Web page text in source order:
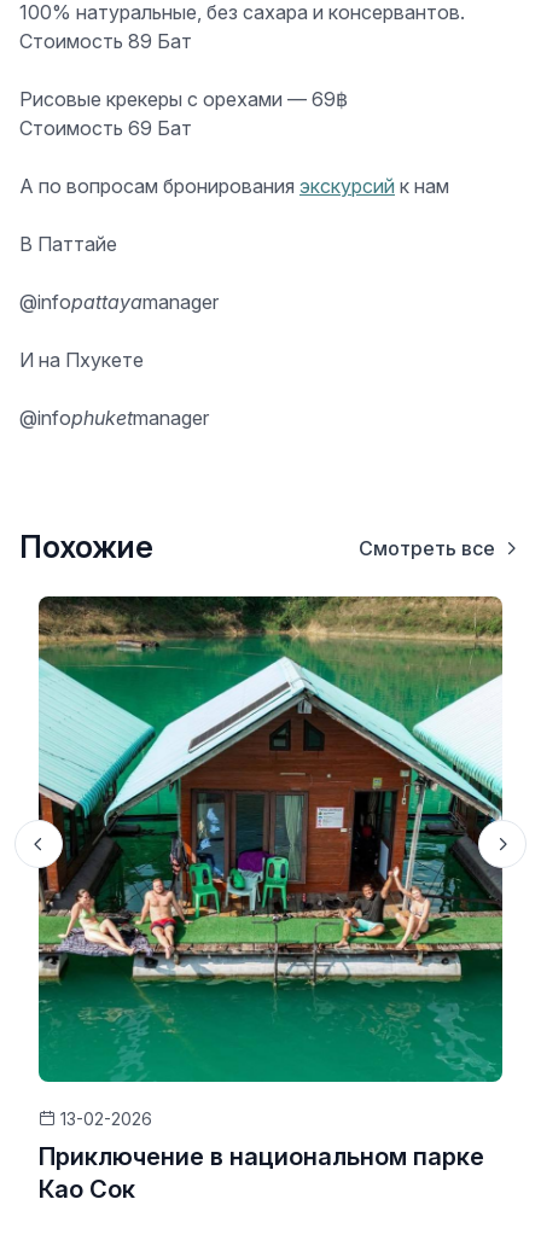
100% натуральные, без сахара и консервантов.
Стоимость 89 Бат
Рисовые крекеры с орехами — 69฿
Стоимость 69 Бат
А по вопросам бронирования экскурсий к нам
В Паттайе
@infopattayamanager
И на Пхукете
@infophuketmanager
Похожие Смотреть все
13-02-2026
Приключение в национальном парке
Као Сок